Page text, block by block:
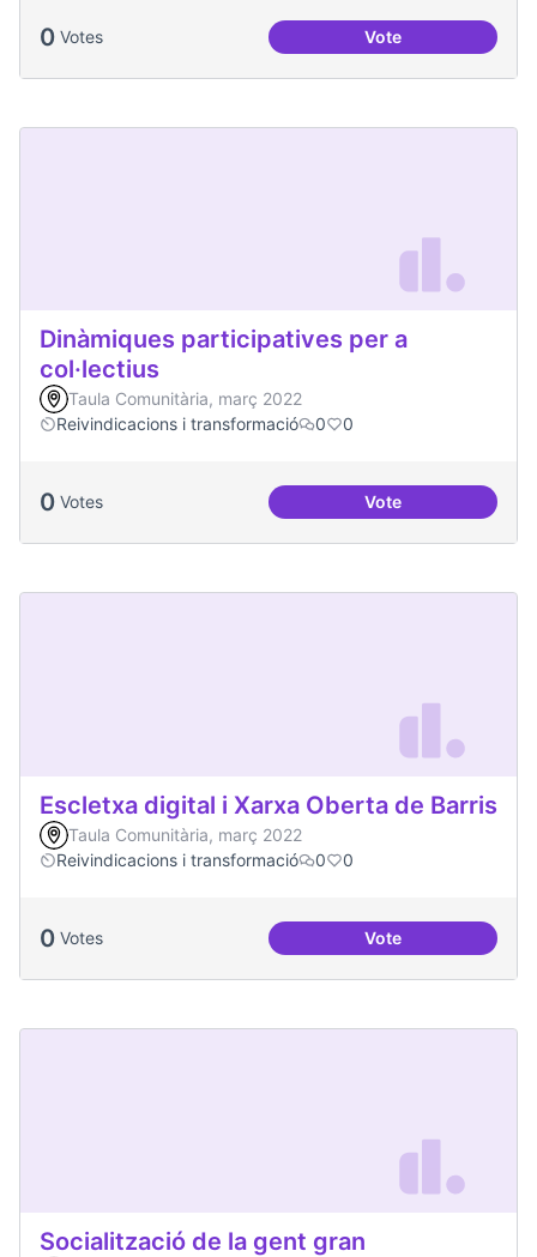
0 Votes VoteProcessos
Dinàmiques participatives per a
col·lectius
Taula Comunitària, març 2022
Reivindicacions i transformació
0 0
0 Votes VoteDinàmiques
Escletxa digital i Xarxa Oberta de Barris
Taula Comunitària, març 2022
Reivindicacions i transformació
0 0
0 Votes VoteEscletxa digital i
Socialització de la gent gran